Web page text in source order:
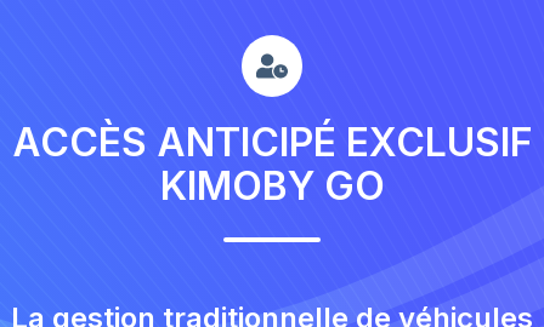
ACCÈS ANTICIPÉ EXCLUSIF
KIMOBY GO
La gestion traditionnelle de véhicules